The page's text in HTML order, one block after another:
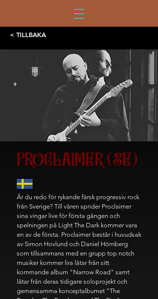
< TILLBAKA
PROCLAIMER (SE)
Är du redo för rykande färsk progressiv rock
från Sverige? Till våren sprider Proclaimer
sina vingar live för första gången och
spelningen på Light The Dark kommer vara
en av de första. Proclaimer består i huvudsak
av Simon Hovlund och Daniel Hörnberg
som tillsammans med en grupp top notch
musiker kommer lira låtar från sitt
kommande album "Narrow Road" samt
låtar från deras tidigare soloprojekt och
gemensamma konceptalbumet "The